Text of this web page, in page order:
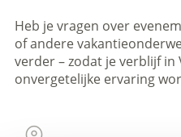
Heb je vragen over
of andere
verder – zodat je verblijf in
onvergetelijke ervaring